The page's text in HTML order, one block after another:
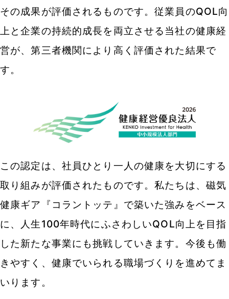
その成果が評価されるものです。従業員のQOL向
上と企業の持続的成長を両立させる当社の健康経
営が、第三者機関により高く評価された結果で
す。
この認定は、社員ひとり一人の健康を大切にする
取り組みが評価されたものです。私たちは、磁気
健康ギア『コラントッテ』で築いた強みをベース
に、人生100年時代にふさわしいQOL向上を目指
した新たな事業にも挑戦していきます。今後も働
きやすく、健康でいられる職場づくりを進めてま
いります。